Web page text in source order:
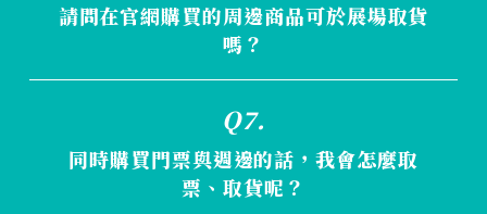
請問在官網購買的周邊商品可於展場取貨
嗎？
取貨。
Q7.
同時購買門票與週邊的話，我會怎麼取
票、取貨呢？